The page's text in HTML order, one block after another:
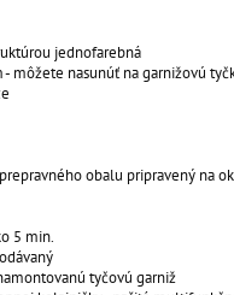
jednofarebná
- môžete nasunúť na garnižovú
obalu pripravený na
5 min.
tyčovú garniž